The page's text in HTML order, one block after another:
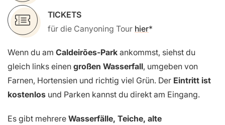
TICKETS
für die Canyoning Tour hier
Wenn du am Caldeirões-Park ankommst, siehst du
gleich links einen großen Wasserfall, umgeben von
Farnen, Hortensien und richtig viel Grün. Der Eintritt ist
kostenlos und Parken kannst du direkt am Eingang.
Es gibt mehrere Wasserfälle, Teiche, alte